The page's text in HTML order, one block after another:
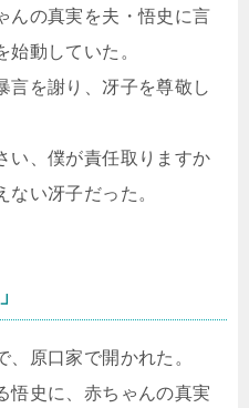
んの真実を夫・悟史に言
始動していた。
言を謝り、冴子を尊敬し
い、僕が責任取りますか
ない冴子だった。
原口家で開かれた。
悟史に、赤ちゃんの真実